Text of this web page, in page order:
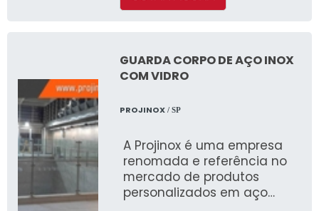
GUARDA CORPO DE AÇO INOX
COM VIDRO
PROJINOX/ SP
A Projinox é uma empresa
renomada e referência no
mercado de produtos
personalizados em aço